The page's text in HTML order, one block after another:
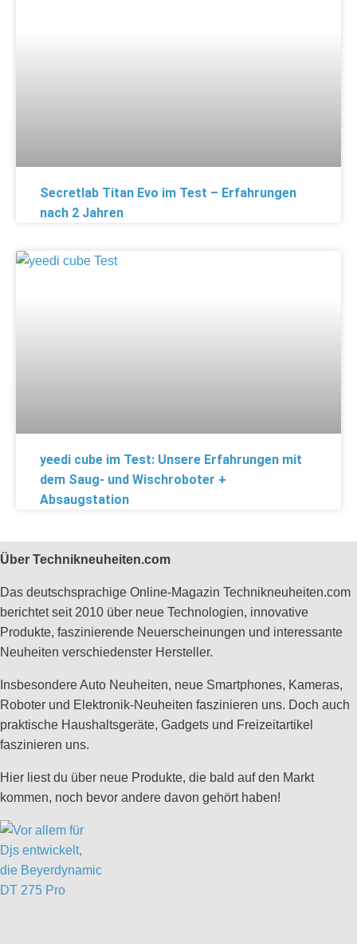
Secretlab Titan Evo im Test – Erfahrungen
nach 2 Jahren
yeedi cube im Test: Unsere Erfahrungen mit
dem Saug- und Wischroboter +
Absaugstation
Über Technikneuheiten.com
Das deutschsprachige Online-Magazin Technikneuheiten.com
berichtet seit 2010 über neue Technologien, innovative
Produkte, faszinierende Neuerscheinungen und interessante
Neuheiten verschiedenster Hersteller.
Insbesondere Auto Neuheiten, neue Smartphones, Kameras,
Roboter und Elektronik-Neuheiten faszinieren uns. Doch auch
praktische Haushaltsgeräte, Gadgets und Freizeitartikel
faszinieren uns.
Hier liest du über neue Produkte, die bald auf den Markt
kommen, noch bevor andere davon gehört haben!